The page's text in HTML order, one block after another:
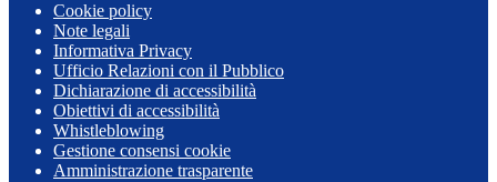
Cookie policy
Note legali
Informativa Privacy
Ufficio Relazioni con il Pubblico
Dichiarazione di accessibilità
Obiettivi di accessibilità
Whistleblowing
Gestione consensi cookie
Amministrazione trasparente